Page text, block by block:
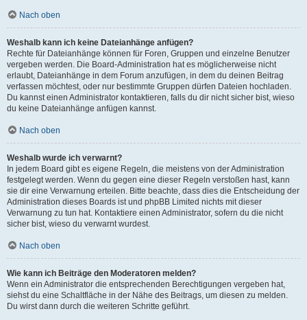
Nach oben
Weshalb kann ich keine Dateianhänge anfügen?
Rechte für Dateianhänge können für Foren, Gruppen und einzelne Benutzer
vergeben werden. Die Board-Administration hat es möglicherweise nicht
erlaubt, Dateianhänge in dem Forum anzufügen, in dem du deinen Beitrag
verfassen möchtest, oder nur bestimmte Gruppen dürfen Dateien hochladen.
Du kannst einen Administrator kontaktieren, falls du dir nicht sicher bist, wieso
du keine Dateianhänge anfügen kannst.
Nach oben
Weshalb wurde ich verwarnt?
In jedem Board gibt es eigene Regeln, die meistens von der Administration
festgelegt werden. Wenn du gegen eine dieser Regeln verstoßen hast, kann
sie dir eine Verwarnung erteilen. Bitte beachte, dass dies die Entscheidung der
Administration dieses Boards ist und phpBB Limited nichts mit dieser
Verwarnung zu tun hat. Kontaktiere einen Administrator, sofern du die nicht
sicher bist, wieso du verwarnt wurdest.
Nach oben
Wie kann ich Beiträge den Moderatoren melden?
Wenn ein Administrator die entsprechenden Berechtigungen vergeben hat,
siehst du eine Schaltfläche in der Nähe des Beitrags, um diesen zu melden.
Du wirst dann durch die weiteren Schritte geführt.